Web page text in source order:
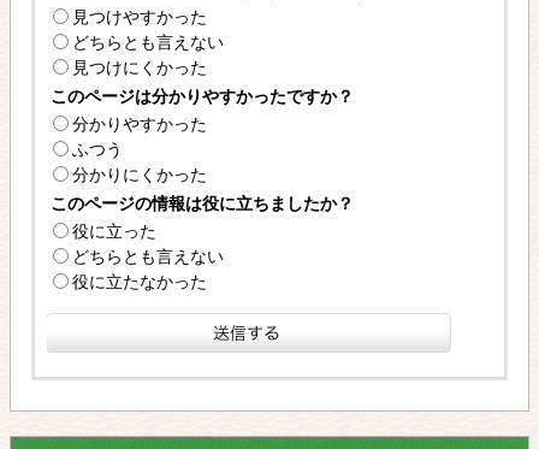
見つけやすかった
どちらとも言えない
見つけにくかった
このページは分かりやすかったですか？
分かりやすかった
ふつう
分かりにくかった
このページの情報は役に立ちましたか？
役に立った
どちらとも言えない
役に立たなかった